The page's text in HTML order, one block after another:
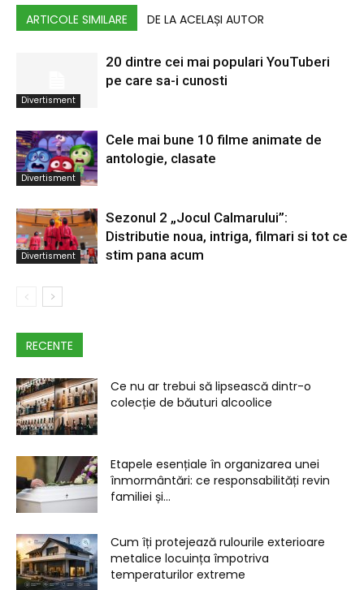
ARTICOLE SIMILARE DE LA ACELAȘI AUTOR
Divertisment
20 dintre cei mai populari YouTuberi
pe care sa-i cunosti
Divertisment
Cele mai bune 10 filme animate de
antologie, clasate
Divertisment
Sezonul 2 „Jocul Calmarului”:
Distributie noua, intriga, filmari si tot ce
stim pana acum
RECENTE
Ce nu ar trebui să lipsească dintr-o
colecție de băuturi alcoolice
Etapele esențiale în organizarea unei
înmormântări: ce responsabilități revin
familiei și...
Cum îți protejează rulourile exterioare
metalice locuința împotriva
temperaturilor extreme